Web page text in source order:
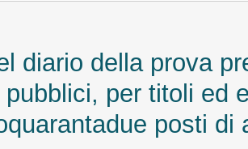
diario della prova
per titoli ed
posti di